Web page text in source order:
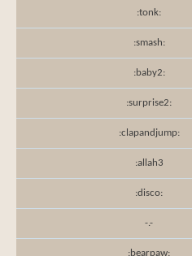
:tonk:
:smash:
:baby2:
:surprise2:
:clapandjump:
:allah3
:disco:
-.-
:bearpaw: